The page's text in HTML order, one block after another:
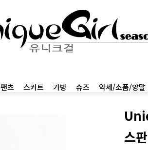
팬츠 스커트 가방 슈즈 악세/소품/양말
스